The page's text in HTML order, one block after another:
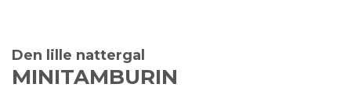
Den lille nattergal
MINITAMBURIN